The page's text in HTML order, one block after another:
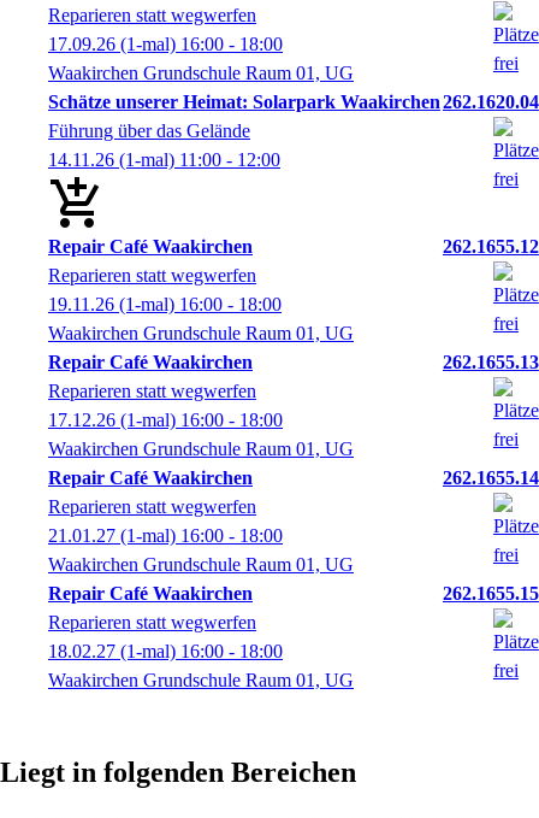
Reparieren statt wegwerfen
17.09.26 (1-mal) 16:00 - 18:00
Waakirchen Grundschule Raum 01, UG
Schätze unserer Heimat: Solarpark Waakirchen262.1620.04
Führung über das Gelände
14.11.26 (1-mal) 11:00 - 12:00
Repair Café Waakirchen
262.1655.12
Reparieren statt wegwerfen
19.11.26 (1-mal) 16:00 - 18:00
Waakirchen Grundschule Raum 01, UG
Repair Café Waakirchen
262.1655.13
Reparieren statt wegwerfen
17.12.26 (1-mal) 16:00 - 18:00
Waakirchen Grundschule Raum 01, UG
Repair Café Waakirchen
262.1655.14
Reparieren statt wegwerfen
21.01.27 (1-mal) 16:00 - 18:00
Waakirchen Grundschule Raum 01, UG
Repair Café Waakirchen
262.1655.15
Reparieren statt wegwerfen
18.02.27 (1-mal) 16:00 - 18:00
Waakirchen Grundschule Raum 01, UG
Liegt in folgenden Bereichen